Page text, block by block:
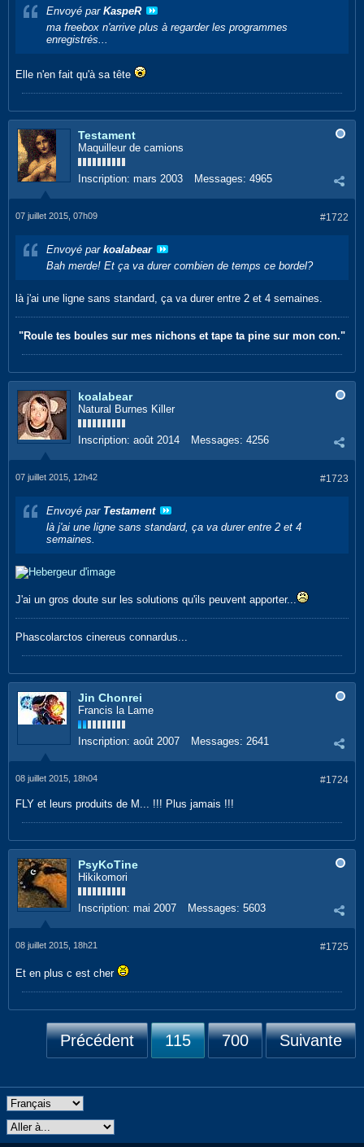
Envoyé par KaspeR
ma freebox n'arrive plus à regarder les programmes
enregistrés...
Elle n'en fait qu'à sa tête
Testament
Maquilleur de camions
Inscription: mars 2003 Messages: 4965
#1722
07 juillet 2015, 07h09
Envoyé par koalabear
Bah merde! Et ça va durer combien de temps ce bordel?
là j'ai une ligne sans standard, ça va durer entre 2 et 4 semaines.
"Roule tes boules sur mes nichons et tape ta pine sur mon con."
koalabear
Natural Burnes Killer
Inscription: août 2014 Messages: 4256
#1723
07 juillet 2015, 12h42
Envoyé par Testament
là j'ai une ligne sans standard, ça va durer entre 2 et 4
semaines.
J'ai un gros doute sur les solutions qu'ils peuvent apporter...
Phascolarctos cinereus connardus...
Jin Chonrei
Francis la Lame
Inscription: août 2007 Messages: 2641
#1724
08 juillet 2015, 18h04
FLY et leurs produits de M... !!! Plus jamais !!!
PsyKoTine
Hikikomori
Inscription: mai 2007 Messages: 5603
#1725
08 juillet 2015, 18h21
Et en plus c est cher
Précédent 115 700 Suivante